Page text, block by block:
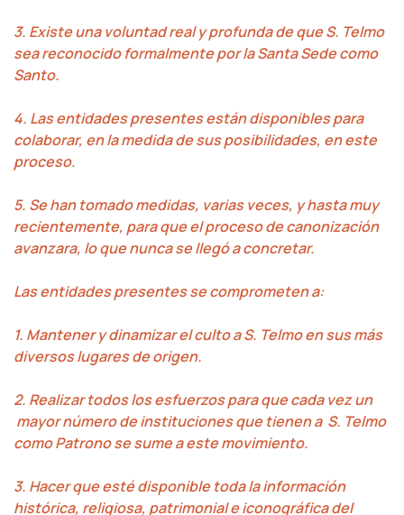
3. Existe una voluntad real y profunda de que S. Telmo
sea reconocido formalmente por la Santa Sede como
Santo.
4. Las entidades presentes están disponibles para
colaborar, en la medida de sus posibilidades, en este
proceso.
5. Se han tomado medidas, varias veces, y hasta muy
recientemente, para que el proceso de canonización
avanzara, lo que nunca se llegó a concretar.
Las entidades presentes se comprometen a:
1. Mantener y dinamizar el culto a S. Telmo en sus más
diversos lugares de origen.
2. Realizar todos los esfuerzos para que cada vez un
mayor número de instituciones que tienen a S. Telmo
como Patrono se sume a este movimiento.
3. Hacer que esté disponible toda la información
histórica, religiosa, patrimonial e iconográfica del